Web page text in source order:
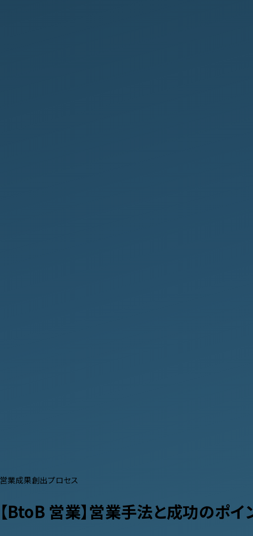
営業成果創出プロセス
【BtoB 営業】営業手法と成功のポイ